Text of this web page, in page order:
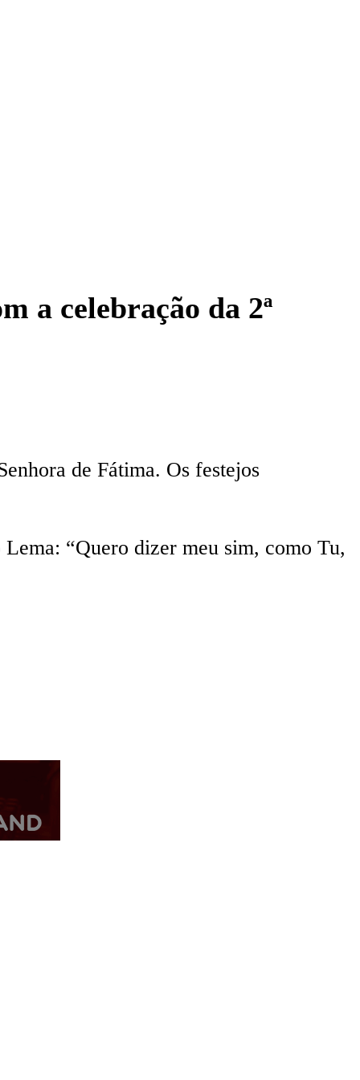
a celebração da 2ª
de Fátima. Os festejos
“Quero dizer meu sim, como Tu,